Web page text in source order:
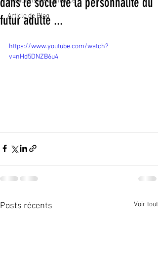
Article de Blog
futur adulte ...
https://www.youtube.com/watch?
v=nHd5DNZB6u4
Posts récents Voir tout